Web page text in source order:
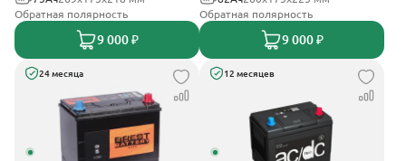
Обратная полярность
9 000 ₽
Обратная полярность
9 000 ₽
24 месяца 12 месяцев